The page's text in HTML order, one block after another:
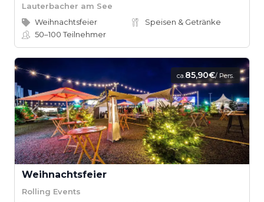
Lauterbacher am See
Weihnachtsfeier
Speisen & Getränke
50–100Teilnehmer
ca.85,90€/ Pers.
Weihnachtsfeier
Rolling Events